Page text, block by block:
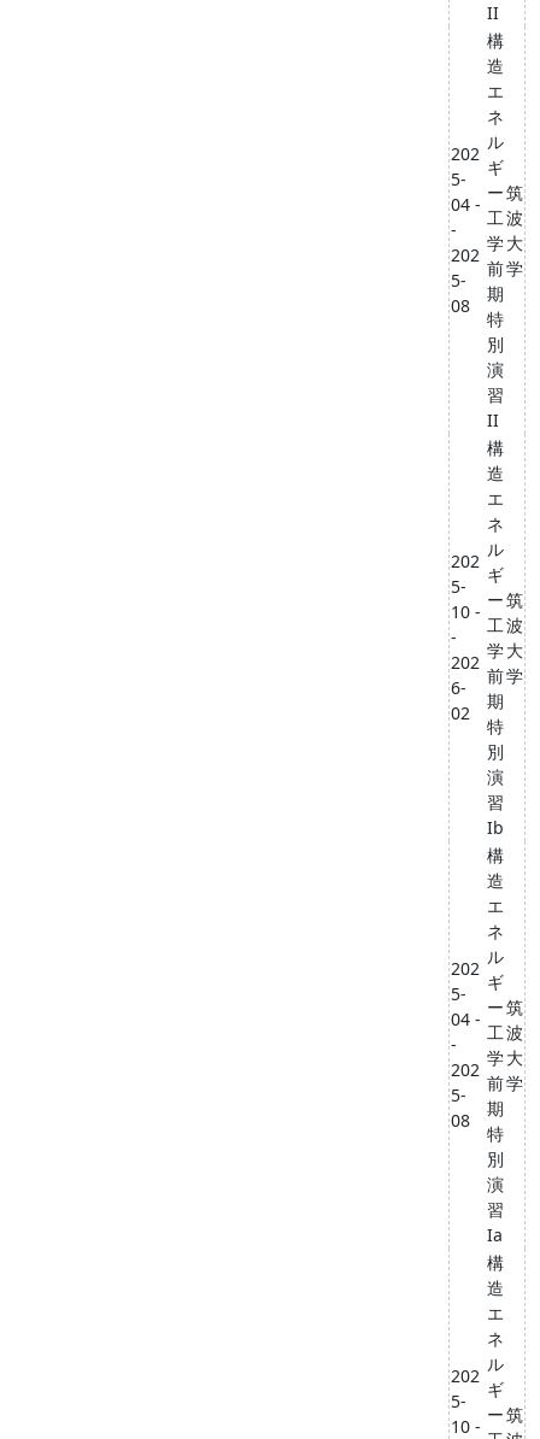
II
202
5-
04 -
-
202
5-
08
構
造
エ
ネ
ル
ギ
ー
工
学
前
期
特
別
演
習
II
筑
波
大
学
202
5-
10 -
-
202
6-
02
構
造
エ
ネ
ル
ギ
ー
工
学
前
期
特
別
演
習
Ib
筑
波
大
学
202
5-
04 -
-
202
5-
08
構
造
エ
ネ
ル
ギ
ー
工
学
前
期
特
別
演
習
Ia
筑
波
大
学
202
5-
10 -
構
造
エ
ネ
ル
ギ
ー筑